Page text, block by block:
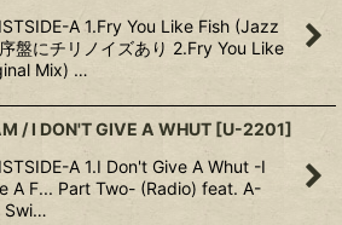
A 1.Fry You Like Fish (Jazz
盤にチリノイズあり 2.Fry You Like
Mix) …
/ I DON'T GIVE A WHUT [U-2201]
A 1.I Don't Give A Whut -I
A F... Part Two- (Radio) feat. A-
Swi…